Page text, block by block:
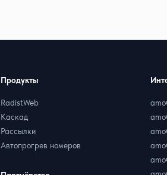
Продукты
RadistWeb
Каскад
Рассылки
Автопрогрев номеров